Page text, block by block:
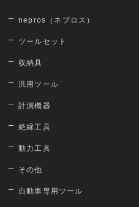
nepros（ネプロス）
ツールセット
収納具
汎用ツール
計測機器
絶縁工具
動力工具
その他
自動車専用ツール